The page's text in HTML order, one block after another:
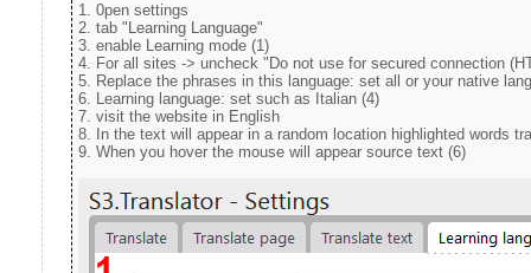
1. 0pen settings
2. tab "Learning Language"
3. enable Learning mode (1)
4. For all sites -> uncheck " Do not use for secured connection
5. Replace the phrases in this language: set all or your native
6. Learning language: set such as Italian (4)
7. visit the website in English
8. In the text will appear in a random location highlighted words
9. When you hover the mouse will appear source text (6)